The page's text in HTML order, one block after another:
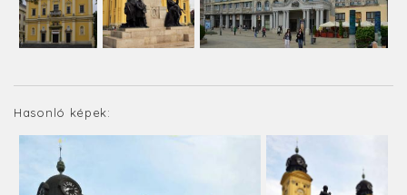
Hasonló képek: